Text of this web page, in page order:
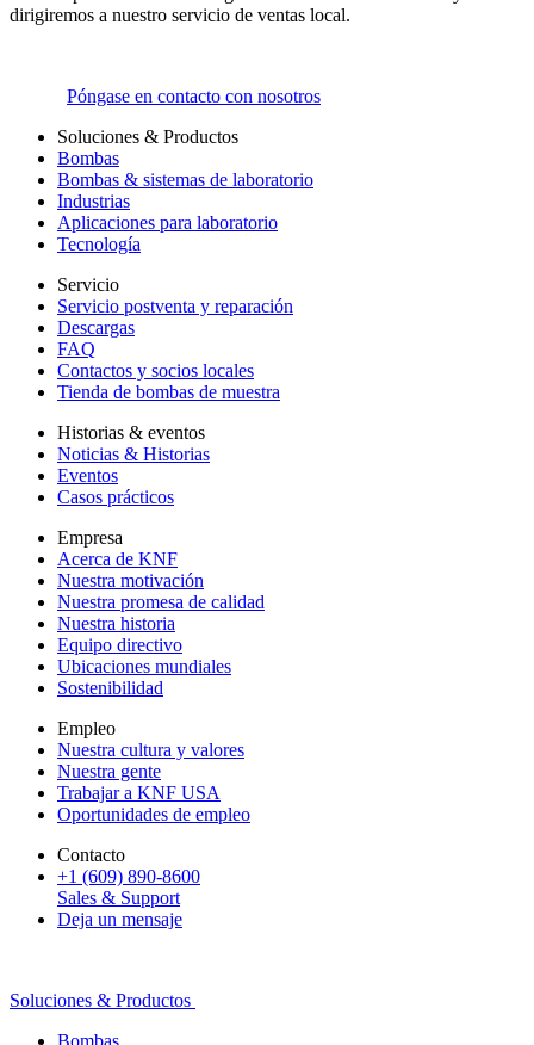
dirigiremos a nuestro servicio de ventas local.
Póngase en contacto con nosotros
Soluciones & Productos
Bombas
Bombas & sistemas de laboratorio
Industrias
Aplicaciones para laboratorio
Tecnología
Servicio
Servicio postventa y reparación
Descargas
FAQ
Contactos y socios locales
Tienda de bombas de muestra
Historias & eventos
Noticias & Historias
Eventos
Casos prácticos
Empresa
Acerca de KNF
Nuestra motivación
Nuestra promesa de calidad
Nuestra historia
Equipo directivo
Ubicaciones mundiales
Sostenibilidad
Empleo
Nuestra cultura y valores
Nuestra gente
Trabajar a KNF USA
Oportunidades de empleo
Contacto
+1 (609) 890-8600
Sales & Support
Deja un mensaje
Soluciones & Productos